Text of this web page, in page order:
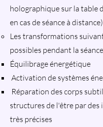
holographique sur la table
en cas de séance à distance).
Les transformations
possibles pendant la
Équilibrage énergétique
Activation de systèmes
Réparation des corps
structures de l'être par
très précises